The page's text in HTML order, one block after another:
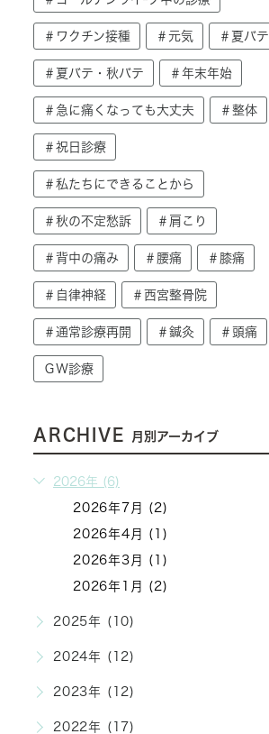
＃ワクチン接種 ＃元気 ＃夏バテ
＃夏バテ・秋バテ ＃年末年始
＃急に痛くなっても大丈夫 ＃整体
＃祝日診療
＃私たちにできることから
＃秋の不定愁訴 ＃肩こり
＃背中の痛み ＃腰痛 ＃膝痛
＃自律神経 ＃西宮整骨院
＃通常診療再開 ＃鍼灸 ＃頭痛
ＧＷ診療
ARCHIVE 月別アーカイブ
2026年 (6)
2026年7月 (2)
2026年4月 (1)
2026年3月 (1)
2026年1月 (2)
2025年 (10)
2024年 (12)
2023年 (12)
2022年 (17)